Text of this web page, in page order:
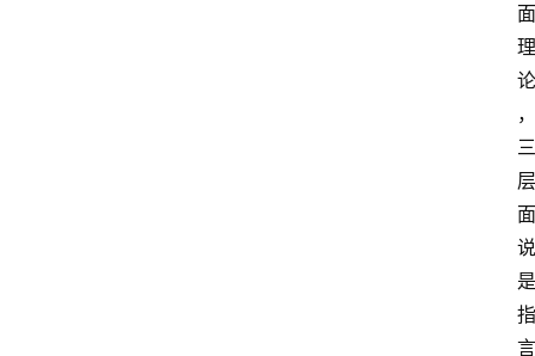
面
理
论
，
三
层
面
说
是
指
言